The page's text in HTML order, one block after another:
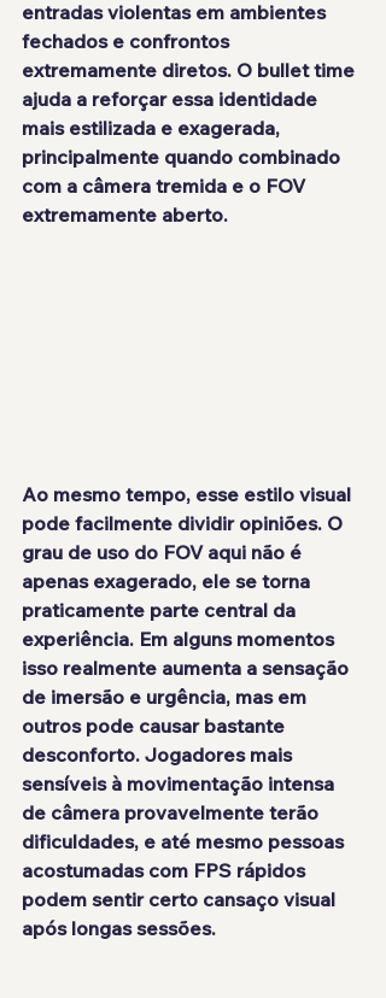
entradas violentas em ambientes
fechados e confrontos
extremamente diretos. O bullet time
ajuda a reforçar essa identidade
mais estilizada e exagerada,
principalmente quando combinado
com a câmera tremida e o FOV
extremamente aberto.
Ao mesmo tempo, esse estilo visual
pode facilmente dividir opiniões. O
grau de uso do FOV aqui não é
apenas exagerado, ele se torna
praticamente parte central da
experiência. Em alguns momentos
isso realmente aumenta a sensação
de imersão e urgência, mas em
outros pode causar bastante
desconforto. Jogadores mais
sensíveis à movimentação intensa
de câmera provavelmente terão
dificuldades, e até mesmo pessoas
acostumadas com FPS rápidos
podem sentir certo cansaço visual
após longas sessões.